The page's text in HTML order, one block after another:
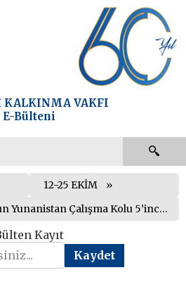
KALKINMA VAKFI
E-Bülteni
12-25 EKİM
Avrupa Komisyonu’nun Yunanistan Çalışma Kolu 5’inci faaliyet raporunu açıkladı
Kayıt